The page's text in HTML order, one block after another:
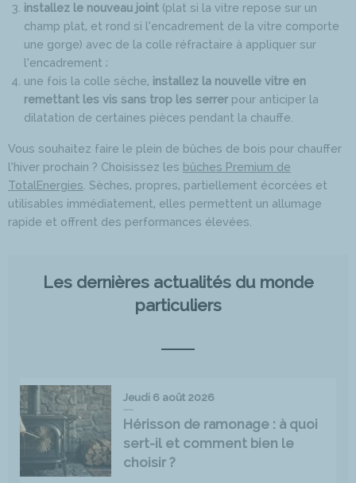
installez le nouveau joint (plat si la vitre repose sur un
champ plat, et rond si l’encadrement de la vitre comporte
une gorge) avec de la colle réfractaire à appliquer sur
l’encadrement ;
une fois la colle sèche, installez la nouvelle vitre en
remettant les vis sans trop les serrer pour anticiper la
dilatation de certaines pièces pendant la chauffe.
Vous souhaitez faire le plein de bûches de bois pour chauffer
l’hiver prochain ? Choisissez les bûches Premium de
TotalEnergies. Sèches, propres, partiellement écorcées et
utilisables immédiatement, elles permettent un allumage
rapide et offrent des performances élevées.
Les dernières actualités du monde
particuliers
Jeudi 6 août 2026
Hérisson de ramonage : à quoi
sert-il et comment bien le
choisir ?